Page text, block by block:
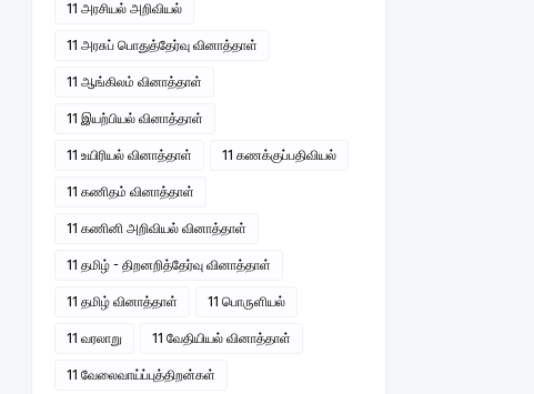
11 அரசியல் அறிவியல்
11 அரசுப் பொதுத்தேர்வு வினாத்தாள்
11 ஆங்கிலம் வினாத்தாள்
11 இயற்பியல் வினாத்தாள்
11 உயிரியல் வினாத்தாள் 11 கணக்குப்பதிவியல்
11 கணிதம் வினாத்தாள்
11 கணினி அறிவியல் வினாத்தாள்
11 தமிழ் - திறனறித்தேர்வு வினாத்தாள்
11 தமிழ் வினாத்தாள் 11 பொருளியல்
11 வரலாறு 11 வேதியியல் வினாத்தாள்
11 வேலைவாய்ப்புத்திறன்கள்